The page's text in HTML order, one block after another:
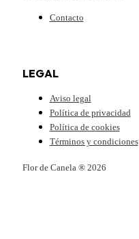
Contacto
LEGAL
Aviso legal
Política de privacidad
Política de cookies
Términos y condiciones
Flor de Canela ® 2026